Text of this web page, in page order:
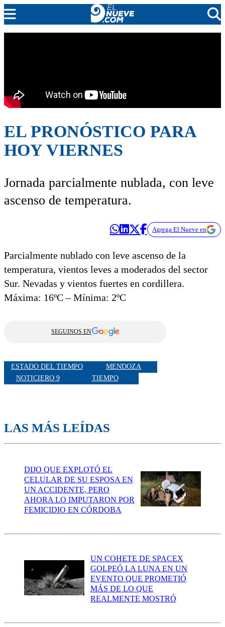
POLICIALES
EN VIVO
EL PRONÓSTICO PARA
HOY VIERNES
Jornada parcialmente nublada, con leve
ascenso de temperatura.
Agrega El Nueve en
Parcialmente nublado con leve ascenso de la
temperatura, vientos leves a moderados del sector
Sur. Nevadas y vientos fuertes en cordillera.
Máxima: 16ºC – Mínima: 2ºC
SEGUINOS EN
ESTADO DEL TIEMPO
MENDOZA
NOTICIERO 9
TIEMPO
LAS MÁS LEÍDAS
DIJO QUE EXPLOTÓ EL
CELULAR DE SU ESPOSA EN
UN ACCIDENTE, PERO
AHORA LO IMPUTARON POR
FEMICIDIO EN CÓRDOBA
UN COHETE DE SPACEX
GOLPEÓ LA LUNA EN UN
EVENTO QUE PROMETIÓ
MÁS DE LO QUE
REALMENTE MOSTRÓ